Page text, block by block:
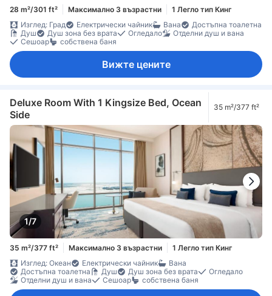
28 m²/301 ft² Максимално 3 възрастни
1 Легло тип Кинг
Изглед: Град
Електрически чайник Вана
Достъпна тоалетна
Душ
Душ зона без врата Огледало
Отделни душ и вана
Сешоар
собствена баня
Вижте цените
Deluxe Room With 1 Kingsize Bed, Ocean
Side
35 m²/377 ft²
1/7
35 m²/377 ft² Максимално 3 възрастни
1 Легло тип Кинг
Изглед: Океан
Електрически чайник
Вана
Достъпна тоалетна
Душ Душ зона без врата
Огледало
Отделни душ и вана
Сешоар собствена баня